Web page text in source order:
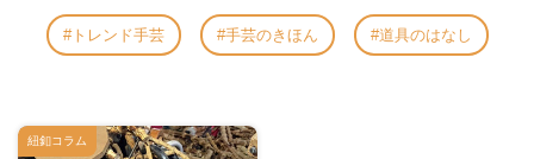
トレンド手芸 手芸のきほん 道具のはなし
紐釦コラム